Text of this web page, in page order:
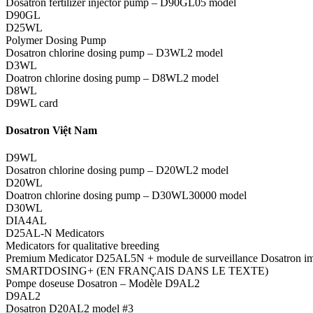
Dosatron fertilizer injector pump – D90GL05 model
D90GL
D25WL
Polymer Dosing Pump
Dosatron chlorine dosing pump – D3WL2 model
D3WL
Doatron chlorine dosing pump – D8WL2 model
D8WL
D9WL card
Dosatron Việt Nam
D9WL
Dosatron chlorine dosing pump – D20WL2 model
D20WL
Doatron chlorine dosing pump – D30WL30000 model
D30WL
DIA4AL
D25AL-N Medicators
Medicators for qualitative breeding
Premium Medicator D25AL5N + module de surveillance Dosatron
SMARTDOSING+ (EN FRANÇAIS DANS LE TEXTE)
Pompe doseuse Dosatron – Modèle D9AL2
D9AL2
Dosatron D20AL2 model #3